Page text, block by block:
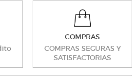
COMPRAS
COMPRAS SEGURAS Y
SATISFACTORIAS